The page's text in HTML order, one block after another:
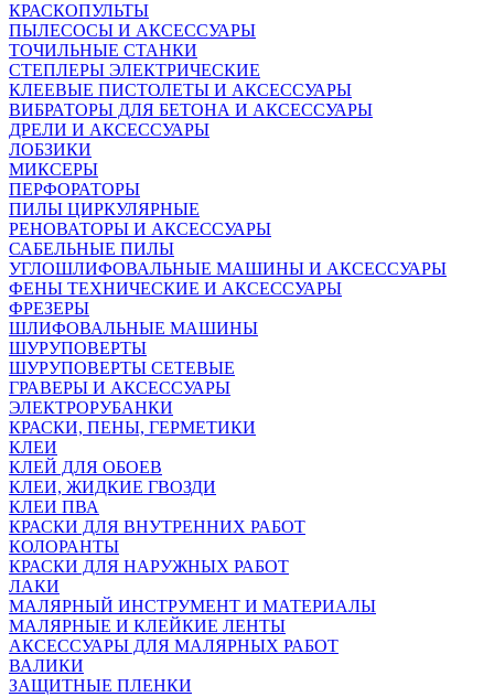
КРАСКОПУЛЬТЫ
ПЫЛЕСОСЫ И АКСЕССУАРЫ
ТОЧИЛЬНЫЕ СТАНКИ
СТЕПЛЕРЫ ЭЛЕКТРИЧЕСКИЕ
КЛЕЕВЫЕ ПИСТОЛЕТЫ И АКСЕССУАРЫ
ВИБРАТОРЫ ДЛЯ БЕТОНА И АКСЕССУАРЫ
ДРЕЛИ И АКСЕССУАРЫ
ЛОБЗИКИ
МИКСЕРЫ
ПЕРФОРАТОРЫ
ПИЛЫ ЦИРКУЛЯРНЫЕ
РЕНОВАТОРЫ И АКСЕССУАРЫ
САБЕЛЬНЫЕ ПИЛЫ
УГЛОШЛИФОВАЛЬНЫЕ МАШИНЫ И АКСЕССУАРЫ
ФЕНЫ ТЕХНИЧЕСКИЕ И АКСЕССУАРЫ
ФРЕЗЕРЫ
ШЛИФОВАЛЬНЫЕ МАШИНЫ
ШУРУПОВЕРТЫ
ШУРУПОВЕРТЫ СЕТЕВЫЕ
ГРАВЕРЫ И АКСЕССУАРЫ
ЭЛЕКТРОРУБАНКИ
КРАСКИ, ПЕНЫ, ГЕРМЕТИКИ
КЛЕИ
КЛЕЙ ДЛЯ ОБОЕВ
КЛЕИ, ЖИДКИЕ ГВОЗДИ
КЛЕИ ПВА
КРАСКИ ДЛЯ ВНУТРЕННИХ РАБОТ
КОЛОРАНТЫ
КРАСКИ ДЛЯ НАРУЖНЫХ РАБОТ
ЛАКИ
МАЛЯРНЫЙ ИНСТРУМЕНТ И МАТЕРИАЛЫ
МАЛЯРНЫЕ И КЛЕЙКИЕ ЛЕНТЫ
АКСЕССУАРЫ ДЛЯ МАЛЯРНЫХ РАБОТ
ВАЛИКИ
ЗАЩИТНЫЕ ПЛЕНКИ